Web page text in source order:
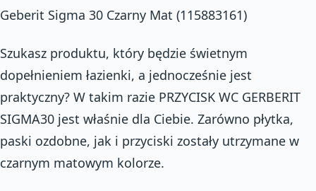
Geberit Sigma 30 Czarny Mat (115883161)
Szukasz produktu, który będzie świetnym
dopełnieniem łazienki, a jednocześnie jest
praktyczny? W takim razie PRZYCISK WC GERBERIT
SIGMA30 jest właśnie dla Ciebie. Zarówno płytka,
paski ozdobne, jak i przyciski zostały utrzymane w
czarnym matowym kolorze.